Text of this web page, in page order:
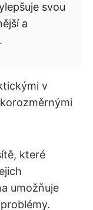
svou
a
v
které
umožňuje